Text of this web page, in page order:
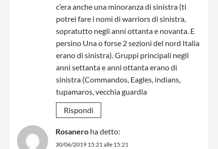
c’era anche una minoranza di sinistra (ti
potrei fare i nomi di warriors di sinistra,
sopratutto negli anni ottanta e novanta. E
persino Una o forse 2 sezioni del nord Italia
erano di sinistra). Gruppi principali negli
anni settanta e anni ottanta erano di
sinistra (Commandos, Eagles, indians,
tupamaros, vecchia guardia
Rispondi
Rosanero ha detto:
30/06/2019 15:21 alle 15:21